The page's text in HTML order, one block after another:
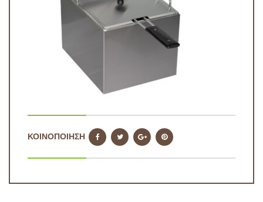
ΚΟΙΝΟΠΟΙΗΣΗ